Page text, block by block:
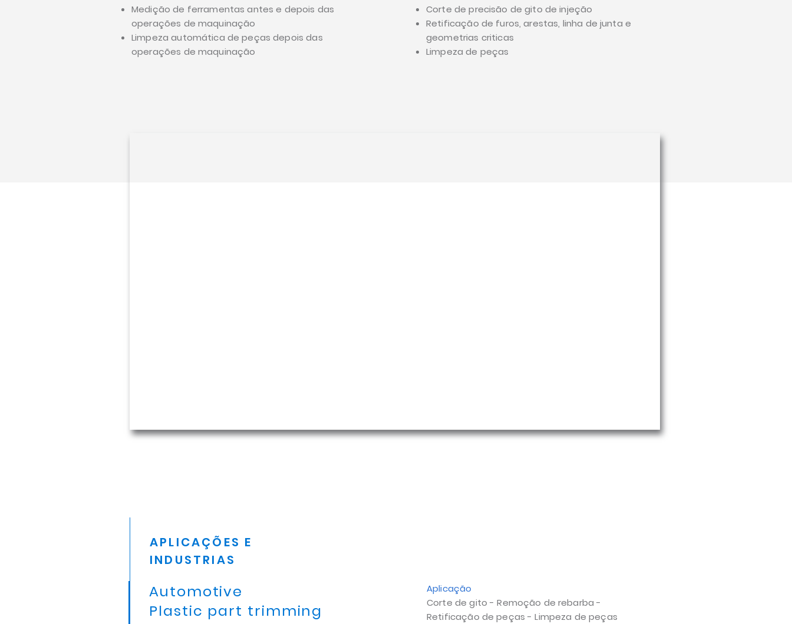
Medição de ferramentas antes e depois das
operações de maquinação
Limpeza automática de peças depois das
operações de maquinação
Corte de precisão de gito de injeção
Retificação de furos, arestas, linha de junta e
geometrias criticas
Limpeza de peças
APLICAÇÕES E
INDUSTRIAS
Automotive
Plastic part trimming
Aplicação
Corte de gito - Remoção de rebarba -
Retificação de peças - Limpeza de peças